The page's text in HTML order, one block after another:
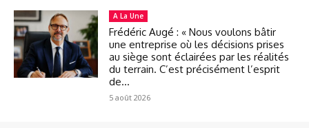
A La Une
Frédéric Augé : « Nous voulons bâtir
une entreprise où les décisions prises
au siège sont éclairées par les réalités
du terrain. C’est précisément l’esprit
de...
5 août 2026